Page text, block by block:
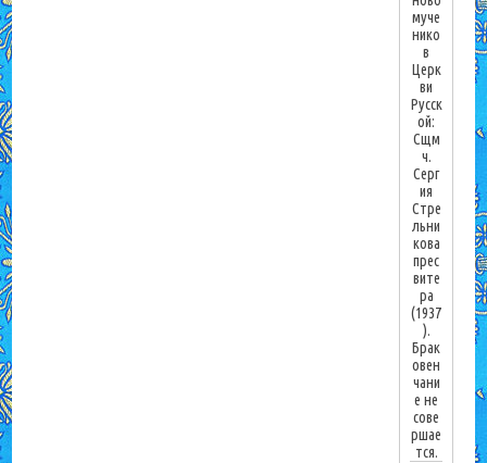
муче
нико
в
Церк
ви
Русск
ой:
Сщм
ч.
Серг
ия
Стре
льни
кова
прес
вите
ра
(1937
).
Брак
овен
чани
е не
сове
ршае
тся.